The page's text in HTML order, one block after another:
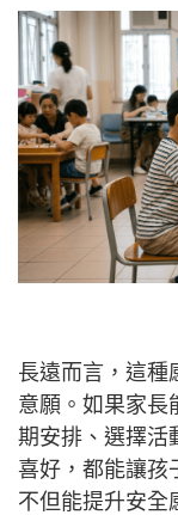
長遠而言，這種
意願。如果家長
期安排、選擇活
喜好，都能讓孩
不但能提升安全